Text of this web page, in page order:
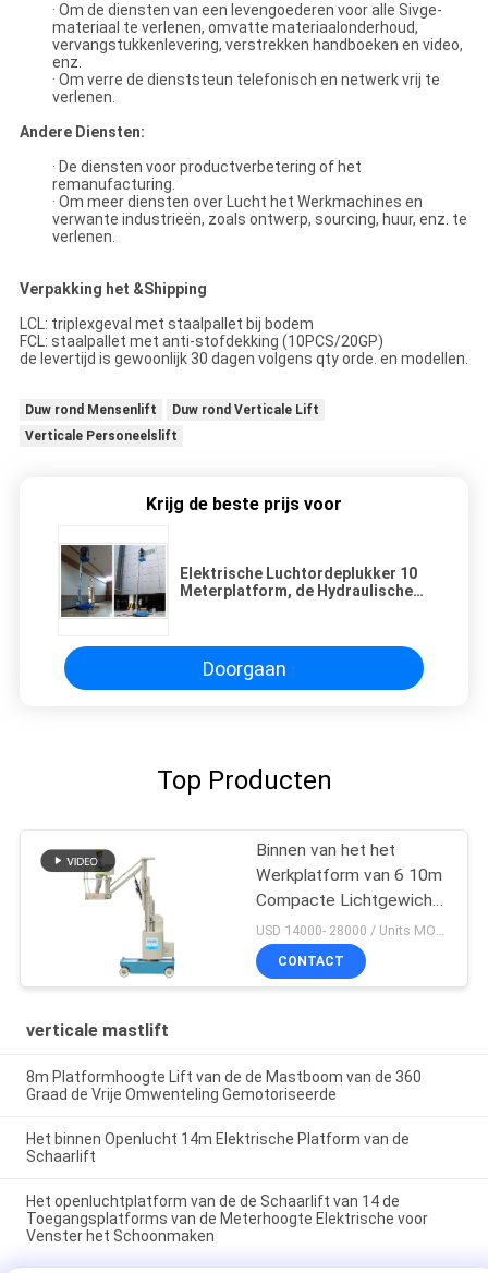
· Om de diensten van een levengoederen voor alle Sivge-
materiaal te verlenen, omvatte materiaalonderhoud,
vervangstukkenlevering, verstrekken handboeken en video,
enz.
· Om verre de dienststeun telefonisch en netwerk vrij te
verlenen.
Andere Diensten:
· De diensten voor productverbetering of het
remanufacturing.
· Om meer diensten over Lucht het Werkmachines en
verwante industrieën, zoals ontwerp, sourcing, huur, enz. te
verlenen.
Verpakking het &Shipping
LCL: triplexgeval met staalpallet bij bodem
FCL: staalpallet met anti-stofdekking (10PCS/20GP)
de levertijd is gewoonlijk 30 dagen volgens qty orde. en modellen.
Duw rond Mensenlift
Duw rond Verticale Lift
Verticale Personeelslift
Krijg de beste prijs voor
Elektrische Luchtordeplukker 10
Meterplatform, de Hydraulische
Doorgaan
Top Producten
Binnen van het het
Werkplatform van 6 10m
Compacte Lichtgewicht
Gemotoriseerde Lucht
de Boomlift
USD 14000- 28000 / Units MOQ:1 EENHEID
CONTACT
verticale mastlift
8m Platformhoogte Lift van de de Mastboom van de 360
Graad de Vrije Omwenteling Gemotoriseerde
Het binnen Openlucht 14m Elektrische Platform van de
Schaarlift
Het openluchtplatform van de de Schaarlift van 14 de
Toegangsplatforms van de Meterhoogte Elektrische voor
Venster het Schoonmaken